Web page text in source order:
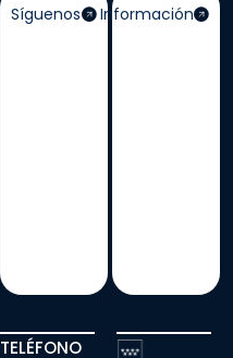
Síguenos Información
TELÉFONO